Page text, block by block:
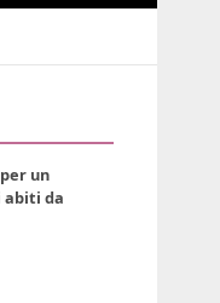
un
abiti da